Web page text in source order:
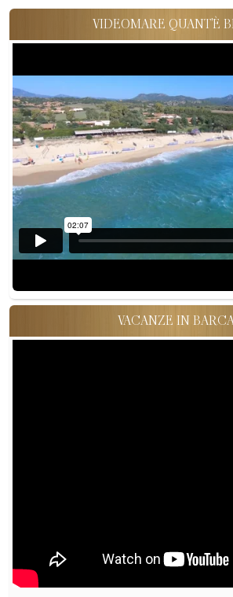
VIDEOMARE QUANT'È
VACANZE IN